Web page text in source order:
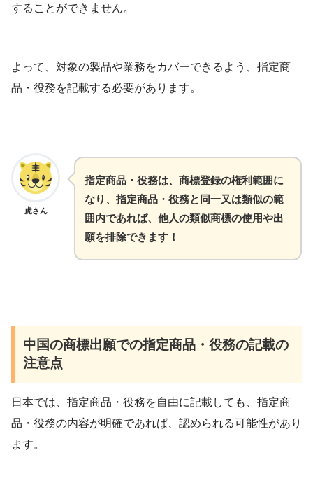
することができません。
よって、対象の製品や業務をカバーできるよう、指定商
品・役務を記載する必要があります。
虎さん
指定商品・役務は、商標登録の権利範囲に
なり、指定商品・役務と同一又は類似の範
囲内であれば、他人の類似商標の使用や出
願を排除できます！
中国の商標出願での指定商品・役務の記載の
注意点
日本では、指定商品・役務を自由に記載しても、指定商
品・役務の内容が明確であれば、認められる可能性があり
ます。